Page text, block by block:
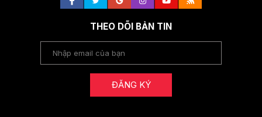
THEO DÕI BẢN TIN
ĐĂNG KÝ